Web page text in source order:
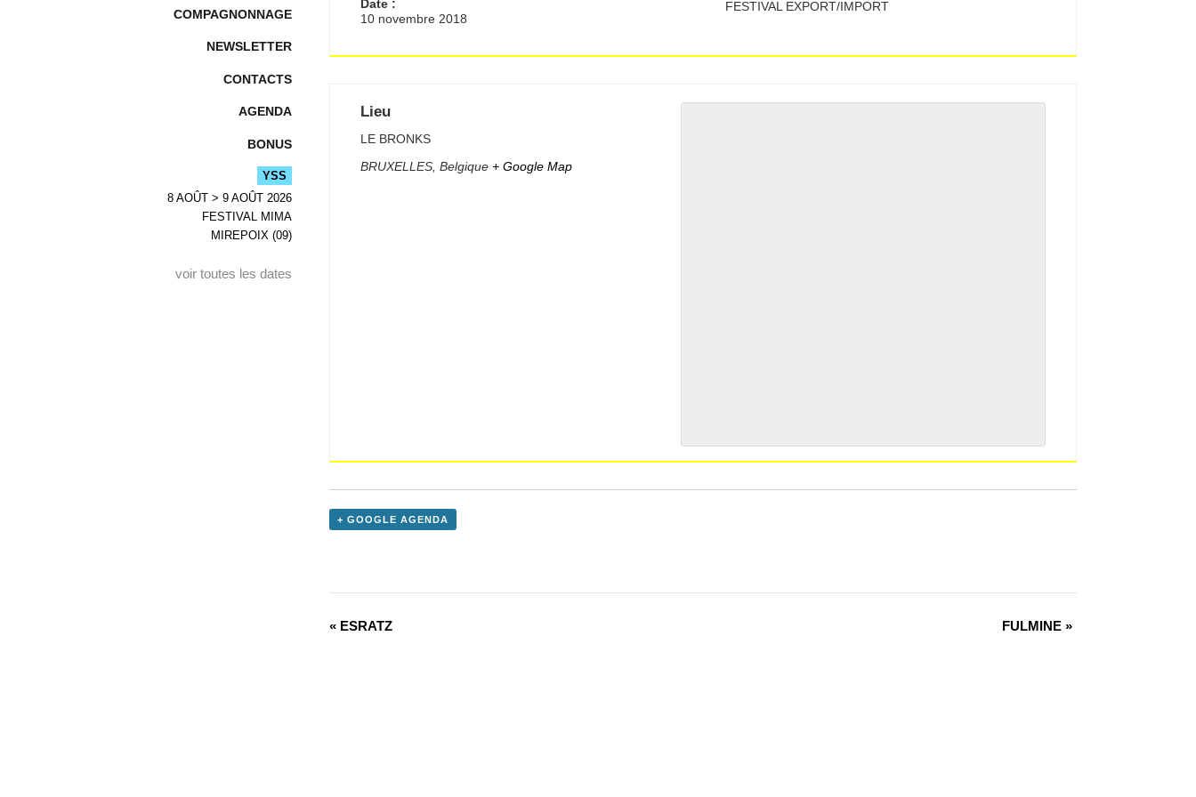
COMPAGNONNAGE
NEWSLETTER
CONTACTS
AGENDA
BONUS
YSS
8 AOÛT > 9 AOÛT 2026
FESTIVAL MIMA
MIREPOIX (09)
voir toutes les dates
Date :
10 novembre 2018
FESTIVAL EXPORT/IMPORT
Lieu
LE BRONKS
BRUXELLES, Belgique + Google Map
+ GOOGLE AGENDA
« ESRATZ FULMINE »